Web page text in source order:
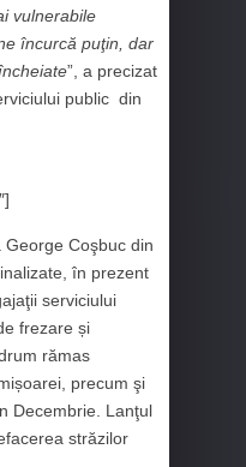
vulnerabile
încurcă puţin, dar
”, a precizat
public din
Coşbuc din
în prezent
serviciului
frezare și
rămas
precum şi
Decembrie. Lanţul
străzilor